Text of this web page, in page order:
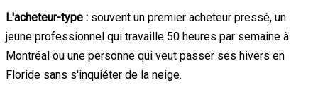
L'acheteur-type : souvent un premier acheteur pressé, un
jeune professionnel qui travaille 50 heures par semaine à
Montréal ou une personne qui veut passer ses hivers en
Floride sans s'inquiéter de la neige.